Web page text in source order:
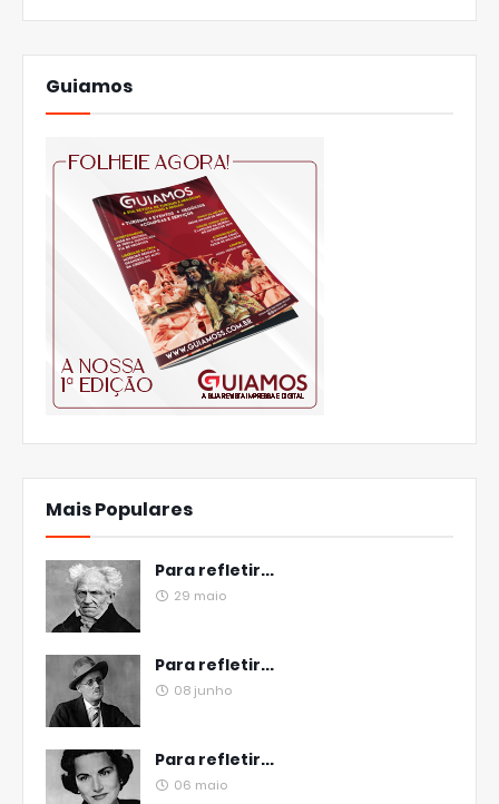
Guiamos
Mais Populares
Para refletir...
29 maio
Para refletir...
08 junho
Para refletir...
06 maio